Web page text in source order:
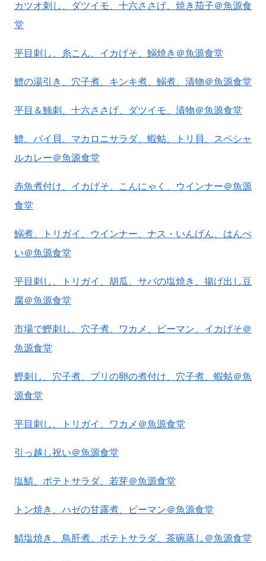
カツオ刺し、ダツイモ、十六ささげ、焼き茄子＠魚源食
堂
平目刺し、糸こん、イカげそ、鰯焼き＠魚源食堂
鱧の湯引き、穴子煮、キンキ煮、鰯煮、漬物＠魚源食堂
平目＆鯵刺、十六ささげ、ダツイモ、漬物＠魚源食堂
鱧、バイ貝、マカロニサラダ、蝦蛄、トリ貝、スペシャ
ルカレー＠魚源食堂
赤魚煮付け、イカげそ、こんにゃく、ウインナー＠魚源
食堂
鰯煮、トリガイ、ウインナー、ナス・いんげん、はんぺ
い＠魚源食堂
平目刺し、トリガイ、胡瓜、サバの塩焼き、揚げ出し豆
腐＠魚源食堂
市場で鰹刺し、穴子煮、ワカメ、ピーマン、イカげそ＠
魚源食堂
鰹刺し、穴子煮、ブリの卵の煮付け、穴子煮、蝦蛄＠魚
源食堂
平目刺し、トリガイ、ワカメ＠魚源食堂
引っ越し祝い＠魚源食堂
塩鯖、ポテトサラダ、若芽＠魚源食堂
トン焼き、ハゼの甘露煮、ピーマン＠魚源食堂
鯖塩焼き、鳥肝煮、ポテトサラダ、茶碗蒸し＠魚源食堂